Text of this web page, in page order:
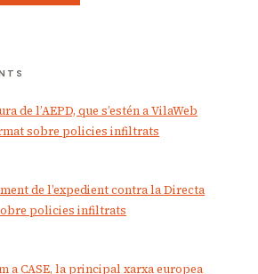
de l’AEPD, que s’estén a VilaWeb
sobre policies infiltrats
de l’expedient contra la Directa
policies infiltrats
a CASE, la principal xarxa europea